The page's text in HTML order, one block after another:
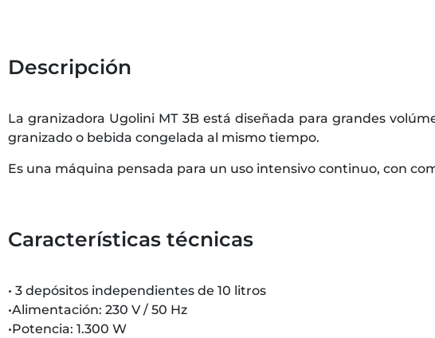
Descripción
La granizadora Ugolini MT 3B está diseñada para grandes
granizado o bebida congelada al mismo tiempo.
Es una máquina pensada para un uso intensivo continuo, con
Características técnicas
• 3 depósitos independientes de 10 litros
•Alimentación: 230 V / 50 Hz
•Potencia: 1.300 W